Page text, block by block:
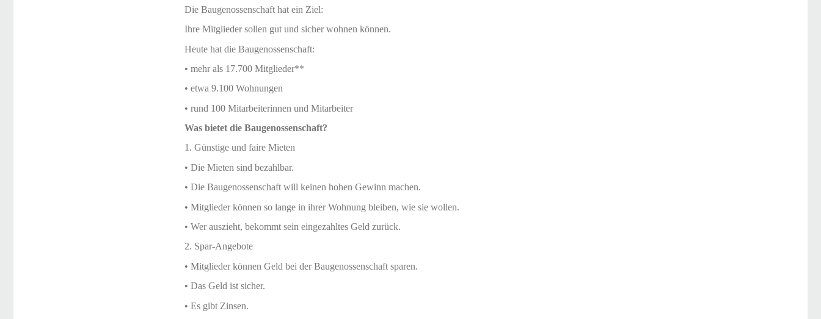
Die Baugenossenschaft hat ein Ziel:
Ihre Mitglieder sollen gut und sicher wohnen können.
Heute hat die Baugenossenschaft:
• mehr als 17.700 Mitglieder**
• etwa 9.100 Wohnungen
• rund 100 Mitarbeiterinnen und Mitarbeiter
Was bietet die Baugenossenschaft?
1. Günstige und faire Mieten
• Die Mieten sind bezahlbar.
• Die Baugenossenschaft will keinen hohen Gewinn machen.
• Mitglieder können so lange in ihrer Wohnung bleiben, wie sie wollen.
• Wer auszieht, bekommt sein eingezahltes Geld zurück.
2. Spar-Angebote
• Mitglieder können Geld bei der Baugenossenschaft sparen.
• Das Geld ist sicher.
• Es gibt Zinsen.